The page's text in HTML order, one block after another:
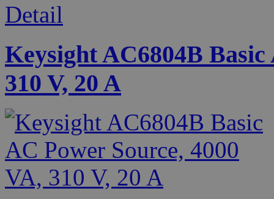
Detail
Keysight AC6804B Basic
310 V, 20 A